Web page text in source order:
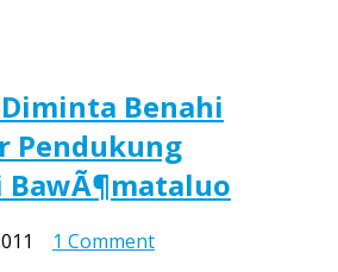
Benahi
BawÃ¶mataluo
1 Commenton